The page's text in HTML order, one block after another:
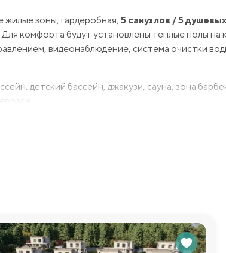
зоны, гардеробная, 5 санузлов / 5 душевых
комфорта будут установлены теплые полы на
видеонаблюдение, система очистки
детский бассейн, джакузи, сауна, зона
и условия покупки.